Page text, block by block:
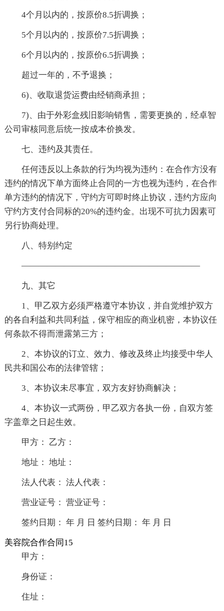
4个月以内的，按原价8.5折调换；
5个月以内的，按原价7.5折调换；
6个月以内的，按原价6.5折调换；
超过一年的，不予退换；
6)、收取退货运费由经销商承担；
7)、由于外彩盒残旧影响销售，需要更换的，经卓智
公司审核同意后统一按成本价换发。
七、违约及其责任。
任何违反以上条款的行为均视为违约：在合作方没有
违约的情况下单方面终止合同的一方也视为违约，在合作
单方违约的情况下，守约方可即时终止协议，违约方应向
守约方支付合同标的20%的违约金。出现不可抗力因素可
另行协商处理。
八、特别约定
—————————————————————
九、其它
1、甲乙双方必须严格遵守本协议，并自觉维护双方
的各自利益和共同利益，保守相应的商业机密，本协议任
何条款不得而泄露第三方；
2、本协议的订立、效力、修改及终止均接受中华人
民共和国公布的法律管辖；
3、本协议未尽事宜，双方友好协商解决；
4、本协议一式两份，甲乙双方各执一份，自双方签
字盖章之日起生效。
甲方： 乙方：
地址： 地址：
法人代表： 法人代表：
营业证号： 营业证号：
签约日期： 年 月 日 签约日期： 年 月 日
美容院合作合同15
甲方：
身份证：
住址：